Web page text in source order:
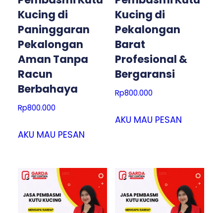
Kucing di
Paninggaran
Pekalongan
Aman Tanpa
Racun
Berbahaya
Rp800.000
AKU MAU PESAN
Kucing di
Pekalongan
Barat
Profesional &
Bergaransi
Rp800.000
AKU MAU PESAN